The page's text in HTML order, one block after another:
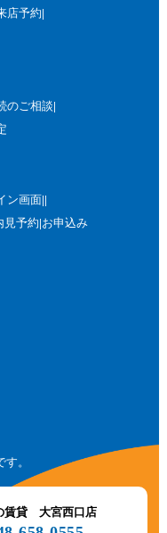
店予約
のご相談
ン画面
見予約 お申込み
。
賃貸 大宮西口店